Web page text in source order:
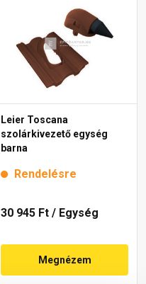
Leier Toscana
szolárkivezető egység
barna
Rendelésre
30 945 Ft / Egység
Megnézem